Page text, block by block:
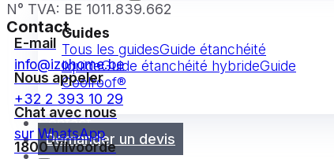
Guides
Tous les guidesGuide étanchéité
liquideGuide étanchéité hybrideGuide
Coolroof®
Contact
Demander un devis
N° TVA: BE 1011.839.662
Contact
E-mail
info@izohome.be
Nous appeler
+32 2 393 10 29
Chat avec nous
sur WhatsApp
1800 Vilvoorde